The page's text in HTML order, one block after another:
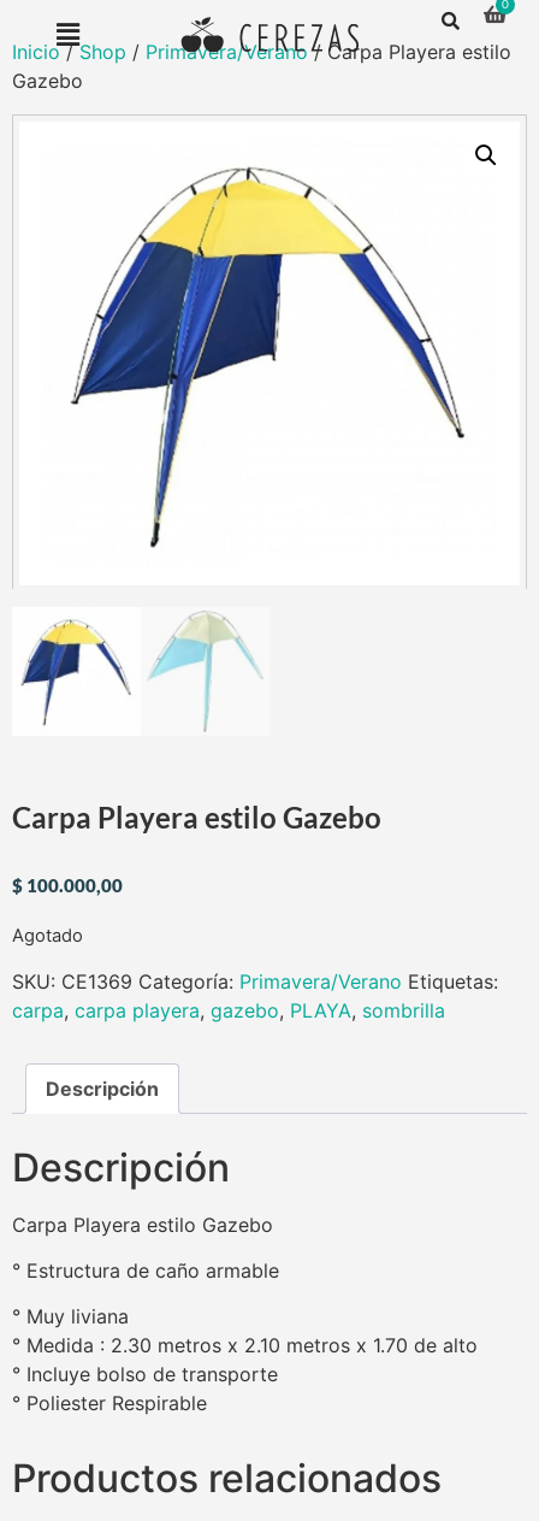
Inicio/Shop / Primavera/Verano/ Carpa Playera estilo
Gazebo
Carpa Playera estilo Gazebo
$ 100.000,00
Agotado
SKU: CE1369 Categoría: Primavera/Verano Etiquetas:
carpa, carpa playera, gazebo, PLAYA, sombrilla
Descripción
Descripción
Carpa Playera estilo Gazebo
° Estructura de caño armable
° Muy liviana
° Medida : 2.30 metros x 2.10 metros x 1.70 de alto
° Incluye bolso de transporte
° Poliester Respirable
Productos relacionados